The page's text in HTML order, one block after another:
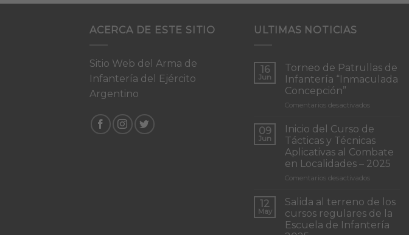
ACERCA DE ESTE SITIO
Sitio Web del Arma de
Infantería del Ejército
Argentino
ULTIMAS NOTICIAS
16
Jun
Torneo de Patrullas de
Infantería “Inmaculada
Concepción”
Comentarios desactivadosen
de
Patrullas
de
Infantería
“Inmaculada
09
Jun
Inicio del Curso de
Tácticas y Técnicas
Aplicativas al Combate
en Localidades – 2025
Comentarios desactivadosen
del
Curso
de
Tácticas
12
May
Salida al terreno de los
cursos regulares de la
Escuela de Infantería